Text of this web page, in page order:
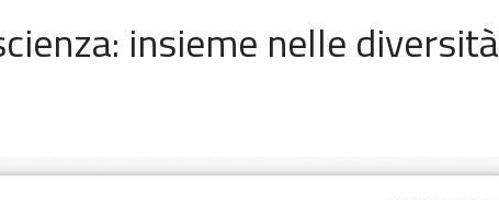
insieme nelle diversità